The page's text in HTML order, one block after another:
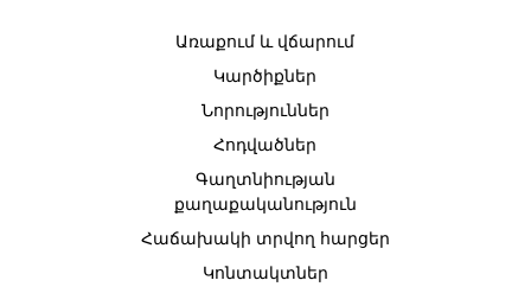
Առաքում և վճարում
Կարծիքներ
Նորություններ
Հոդվածներ
Գաղտնիության
քաղաքականություն
Հաճախակի տրվող հարցեր
Կոնտակտներ